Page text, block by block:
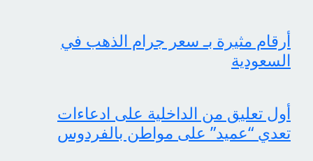
أرقام مثيرة بـ سعر جرام الذهب في
السعودية
أول تعليق من الداخلية على ادعاءات
تعدي “عميد” على مواطن بالفردوس